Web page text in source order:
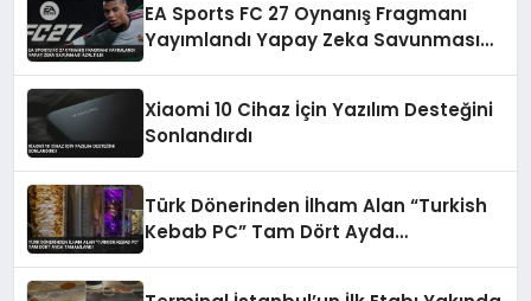
EA Sports FC 27 Oynanış Fragmanı
Yayımlandı Yapay Zeka Savunması
Xiaomi 10 Cihaz İçin Yazılım Desteğini
Sonlandırdı
Türk Dönerinden İlham Alan “Turkish
Kebab PC” Tam Dört Ayda